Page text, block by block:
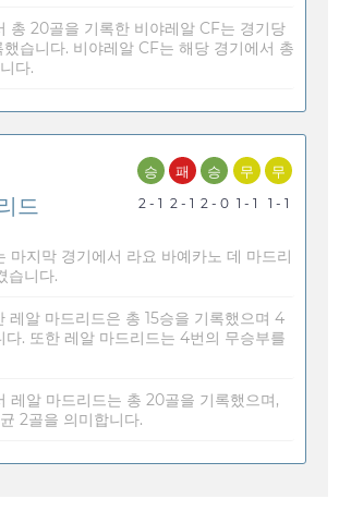
총 20골을 기록한 비야레알 CF는 경기당
습니다. 비야레알 CF는 해당 경기에서 총
다.
드
승
2 - 1
패
2 - 1
승
2 - 0
무
1 - 1
무
1 - 1
마지막 경기에서 라요 바예카노 데 마드리
습니다.
레알 마드리드은 총 15승을 기록했으며 4
다. 또한 레알 마드리드는 4번의 무승부를
레알 마드리드는 총 20골을 기록했으며,
2골을 의미합니다.